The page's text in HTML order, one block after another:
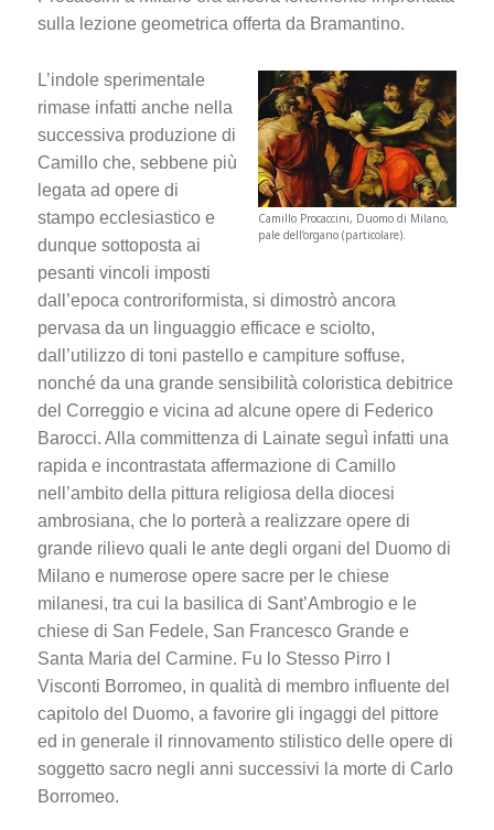
sulla lezione geometrica offerta da Bramantino.
Camillo Procaccini, Duomo di Milano,
pale dell’organo (particolare).
L’indole sperimentale
rimase infatti anche nella
successiva produzione di
Camillo che, sebbene più
legata ad opere di
stampo ecclesiastico e
dunque sottoposta ai
pesanti vincoli imposti
dall’epoca controriformista, si dimostrò ancora
pervasa da un linguaggio efficace e sciolto,
dall’utilizzo di toni pastello e campiture soffuse,
nonché da una grande sensibilità coloristica debitrice
del Correggio e vicina ad alcune opere di Federico
Barocci. Alla committenza di Lainate seguì infatti una
rapida e incontrastata affermazione di Camillo
nell’ambito della pittura religiosa della diocesi
ambrosiana, che lo porterà a realizzare opere di
grande rilievo quali le ante degli organi del Duomo di
Milano e numerose opere sacre per le chiese
milanesi, tra cui la basilica di Sant’Ambrogio e le
chiese di San Fedele, San Francesco Grande e
Santa Maria del Carmine. Fu lo Stesso Pirro I
Visconti Borromeo, in qualità di membro influente del
capitolo del Duomo, a favorire gli ingaggi del pittore
ed in generale il rinnovamento stilistico delle opere di
soggetto sacro negli anni successivi la morte di Carlo
Borromeo.